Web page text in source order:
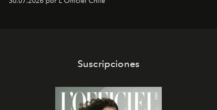
Latinoamérica, sobre identidad, cultura y el valor
Suscripciones